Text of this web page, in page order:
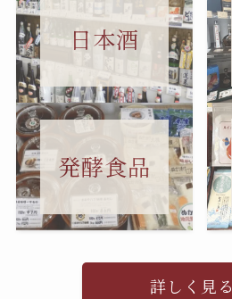
日本酒
発酵食品
詳しく見る